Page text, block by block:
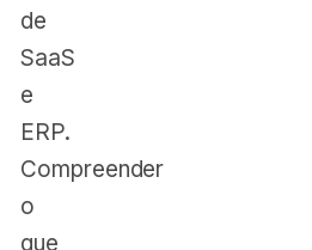
de
SaaS
e
ERP.
Compreender
o
que